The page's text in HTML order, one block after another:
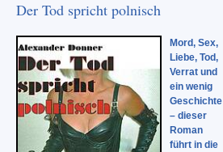
Der Tod spricht polnisch
Mord, Sex,
Liebe, Tod,
Verrat und
ein wenig
Geschichte
– dieser
Roman
führt in die